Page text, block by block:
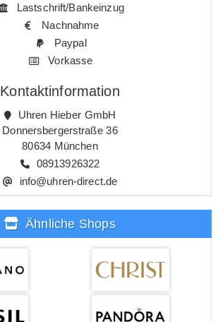
Lastschrift/Bankeinzug
Nachnahme
Paypal
Vorkasse
Kontaktinformation
Uhren Hieber GmbH
Donnersbergerstraße 36
80634 München
08913926322
info@uhren-direct.de
Ähnliche Shops